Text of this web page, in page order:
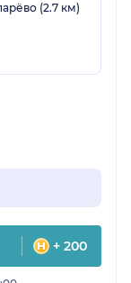
(2.7 км)
+ 200